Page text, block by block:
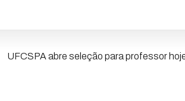
UFCSPA abre seleção para professor